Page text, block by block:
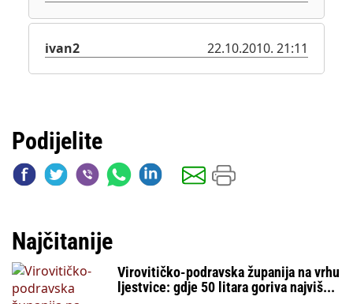
ivan2 22.10.2010. 21:11
Podijelite
Najčitanije
Virovitičko-podravska županija na vrhu
ljestvice: gdje 50 litara goriva najviš...